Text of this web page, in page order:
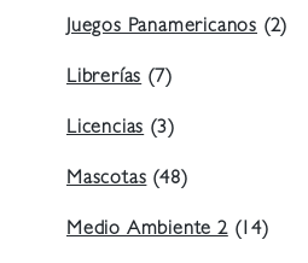
Juegos Panamericanos (2)
Librerías(7)
Licencias(3)
Mascotas(48)
Medio Ambiente 2(14)